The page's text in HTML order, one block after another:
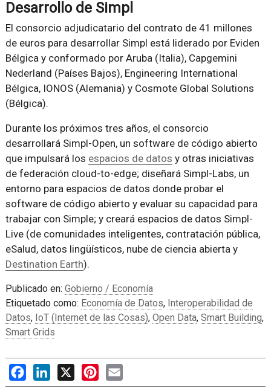
Desarrollo de Simpl
El consorcio adjudicatario del contrato de 41 millones
de euros para desarrollar Simpl está liderado por Eviden
Bélgica y conformado por Aruba (Italia), Capgemini
Nederland (Países Bajos), Engineering International
Bélgica, IONOS (Alemania) y Cosmote Global Solutions
(Bélgica).
Durante los próximos tres años, el consorcio
desarrollará Simpl-Open, un software de código abierto
que impulsará los espacios de datos y otras iniciativas
de federación cloud-to-edge; diseñará Simpl-Labs, un
entorno para espacios de datos donde probar el
software de código abierto y evaluar su capacidad para
trabajar con Simple; y creará espacios de datos Simpl-
Live (de comunidades inteligentes, contratación pública,
eSalud, datos lingüísticos, nube de ciencia abierta y
Destination Earth).
Publicado en: Gobierno / Economía
Etiquetado como: Economía de Datos, Interoperabilidad de
Datos, IoT (Internet de las Cosas), Open Data, Smart Building,
Smart Grids
FacebookLinkedIn Pinterest